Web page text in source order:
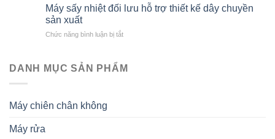
chế
sản
và
trình
giữ
dinh
Máy sấy nhiệt đối lưu hỗ trợ thiết kế dây chuyền
sản xuất
Chức năng bình luận bị tắtở
nhiệt
DANH MỤC SẢN PHẨM
Máy chiên chân không
Máy rửa